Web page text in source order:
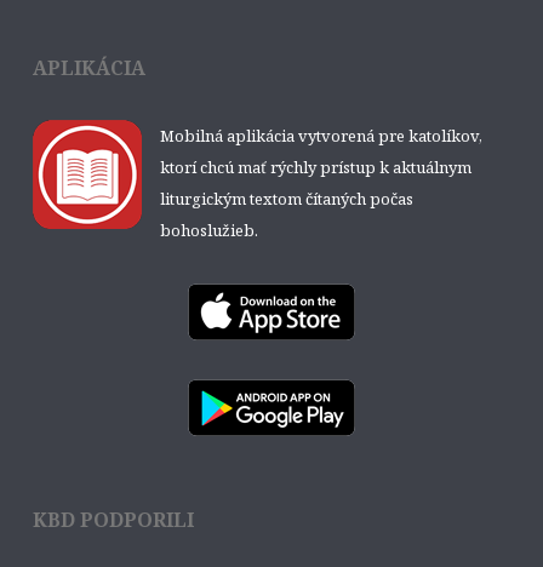
APLIKÁCIA
Mobilná aplikácia vytvorená pre katolíkov,
ktorí chcú mať rýchly prístup k aktuálnym
liturgickým textom čítaných počas
bohoslužieb.
KBD PODPORILI